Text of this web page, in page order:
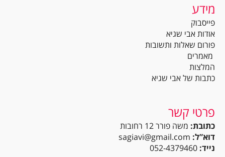
מידע
פייסבוק
אודות אבי שגיא
פורום שאלות ותשובות
מאמרים
המלצות
כתבות של אבי שגיא
פרטי קשר
כתובת: משה פורר 12 רחובות
דוא”ל: sagiavi@gmail.com
נייד: 052-4379460